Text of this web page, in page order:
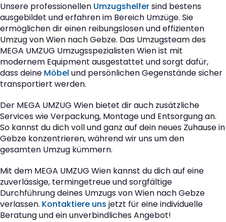
Unsere professionellen Umzugshelfersind bestens
ausgebildet und erfahren im Bereich Umzüge. Sie
ermöglichen dir einen reibungslosen und effizienten
Umzug von Wien nach Gebze. Das Umzugsteam des
MEGA UMZUG Umzugsspezialisten Wien ist mit
modernem Equipment ausgestattet und sorgt dafür,
dass deine Möbel und persönlichen Gegenstände sicher
transportiert werden.
Der MEGA UMZUG Wien bietet dir auch zusätzliche
Services wie Verpackung, Montage und Entsorgung an.
So kannst du dich voll und ganz auf dein neues Zuhause in
Gebze konzentrieren, während wir uns um den
gesamten Umzug kümmern.
Mit dem MEGA UMZUG Wien kannst du dich auf eine
zuverlässige, termingetreue und sorgfältige
Durchführung deines Umzugs von Wien nach Gebze
verlassen. Kontaktiere uns jetzt für eine individuelle
Beratung und ein unverbindliches Angebot!